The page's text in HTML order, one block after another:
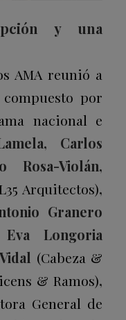
y una
AMA reunió a
por
nacional e
Carlos
Rosa-Violán,
Arquitectos),
Granero
Longoria
(Cabeza &
& Ramos),
General de